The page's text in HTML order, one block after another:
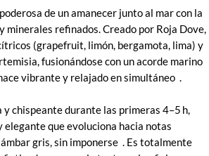
de un amanecer junto al mar con la
minerales refinados. Creado por Roja Dove,
(grapefruit, limón, bergamota, lima) y
fusionándose con un acorde marino
vibrante y relajado en simultáneo .
chispeante durante las primeras 4–5 h,
elegante que evoluciona hacia notas
gris, sin imponerse . Es totalmente